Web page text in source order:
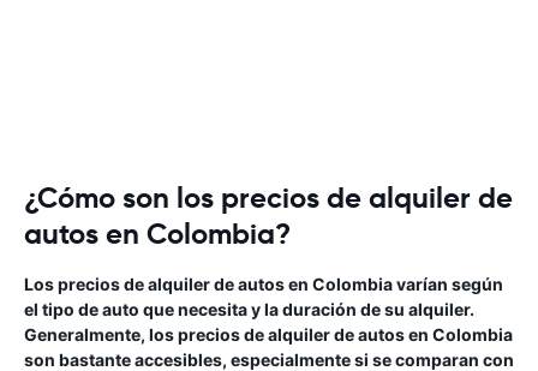
¿Cómo son los precios de alquiler de
autos en Colombia?
Los precios de alquiler de autos en Colombia varían según
el tipo de auto que necesita y la duración de su alquiler.
Generalmente, los precios de alquiler de autos en Colombia
son bastante accesibles, especialmente si se comparan con